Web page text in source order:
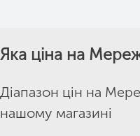
Яка ціна на
Діапазон цін на
нашому магазині